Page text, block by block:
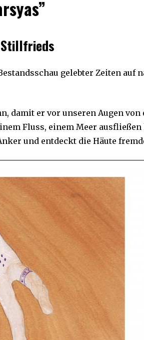
U
A
6
,
1
Stillfrieds
gelebter Zeiten auf
damit er vor unseren Augen von
Fluss, einem Meer ausfließen
und entdeckt die Häute